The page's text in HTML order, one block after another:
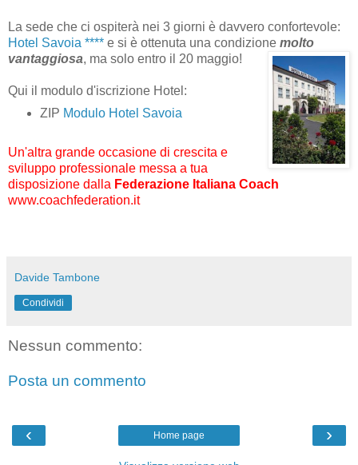
La sede che ci ospiterà nei 3 giorni è davvero confortevole:
Hotel Savoia **** e si è ottenuta una condizione molto
vantaggiosa, ma solo entro il 20 maggio!
Qui il modulo d'iscrizione Hotel:
ZIP Modulo Hotel Savoia
Un'altra grande occasione di crescita e
sviluppo professionale messa a tua
disposizione dalla Federazione Italiana Coach
www.coachfederation.it
Davide Tambone
Condividi
Nessun commento:
Posta un commento
‹ ›
Home page